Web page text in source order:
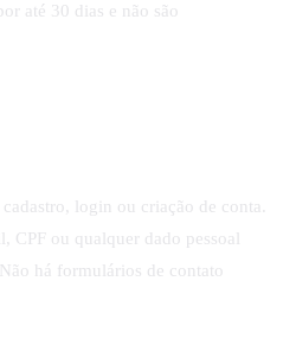
até 30 dias e não são
login ou criação de conta.
CPF ou qualquer dado pessoal
há formulários de contato